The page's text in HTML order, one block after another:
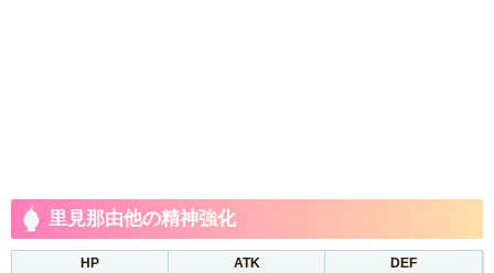
里見那由他の精神強化
HP ATK DEF